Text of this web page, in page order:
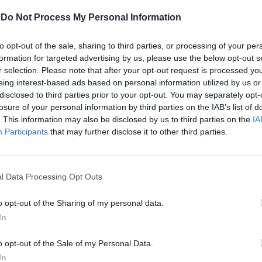
Do Not Process My Personal Information
opt-out of the sale, sharing to third parties, or processing of your
for targeted advertising by us, please use the below opt-out
selection. Please note that after your opt-out request is processed
interest-based ads based on personal information utilized by us
to third parties prior to your opt-out. You may separately
of your personal information by third parties on the IAB’s list of
This information may also be disclosed by us to third parties on the
Participants that may further disclose it to other third parties.
Data Processing Opt Outs
opt-out of the Sharing of my personal data.
opt-out of the Sale of my Personal Data.
personalità che deve proseguire una via
anche con maggioranze e situazioni
quindi, dal punto di vista della
politica, una personalità mediana. I cavalli
sono stati candidati, sono stati
di emergenza appena prolungato può
questo è un dettaglio trascurabile
ci possano essere i margini per un
già dal primo turno. Bisogna
un candidato di larga
si può anche eleggere alla quarta
Rudy Giuliani a Come States?
Trump, Meloni e la strategia